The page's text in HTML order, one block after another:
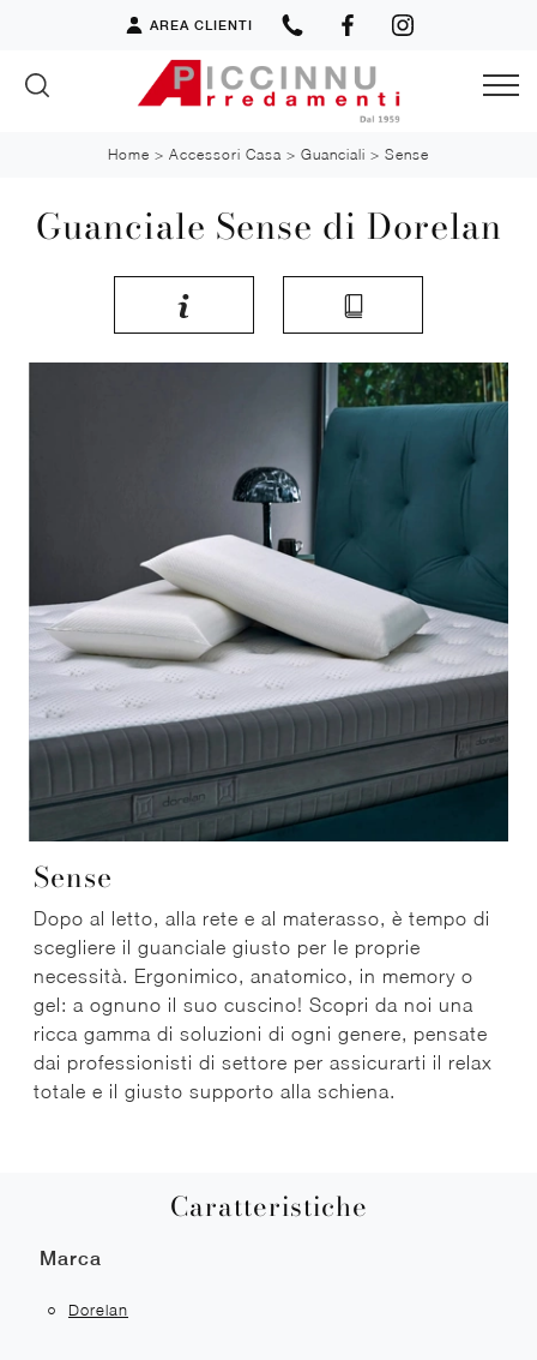
AREA CLIENTI
Home > Accessori Casa > Guanciali > Sense
Guanciale Sense di Dorelan
Sense
Dopo al letto, alla rete e al materasso, è tempo di
scegliere il guanciale giusto per le proprie
necessità. Ergonimico, anatomico, in memory o
gel: a ognuno il suo cuscino! Scopri da noi una
ricca gamma di soluzioni di ogni genere, pensate
dai professionisti di settore per assicurarti il relax
totale e il giusto supporto alla schiena.
Caratteristiche
Marca
Dorelan